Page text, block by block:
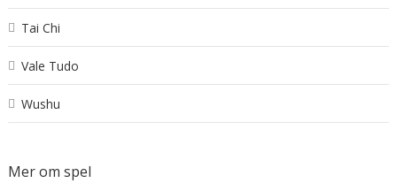
Tai Chi
Vale Tudo
Wushu
Mer om spel